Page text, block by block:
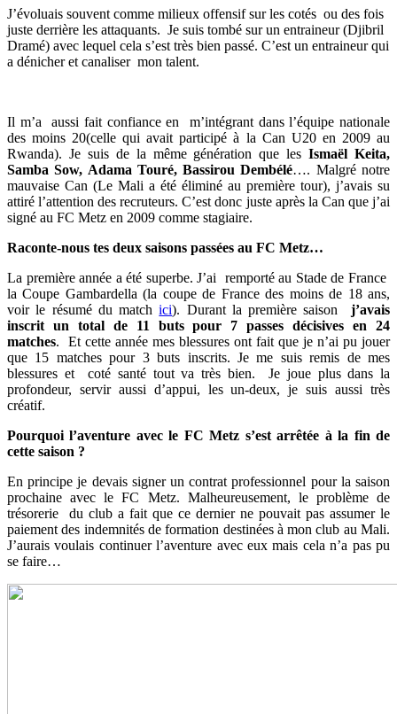
J’évoluais souvent comme milieux offensif sur les cotés ou des fois
juste derrière les attaquants. Je suis tombé sur un entraineur (Djibril
Dramé) avec lequel cela s’est très bien passé. C’est un entraineur qui
a dénicher et canaliser mon talent.
Il m’a aussi fait confiance en m’intégrant dans l’équipe nationale
des moins 20(celle qui avait participé à la Can U20 en 2009 au
Rwanda). Je suis de la même génération que lesIsmaël Keita,
Samba Sow, Adama Touré, Bassirou Dembélé…. Malgré notre
mauvaise Can (Le Mali a été éliminé au première tour), j’avais su
attiré l’attention des recruteurs. C’est donc juste après la Can que j’ai
signé au FC Metz en 2009 comme stagiaire.
Raconte-nous tes deux saisons passées au FC Metz…
La première année a été superbe. J’ai remporté au Stade de France
la Coupe Gambardella (la coupe de France des moins de 18 ans,
voir le résumé du matchici). Durant la première saisonj’avais
inscrit un total de 11 buts pour 7 passes décisives en 24
matches. Et cette année mes blessures ont fait que je n’ai pu jouer
que 15 matches pour 3 buts inscrits. Je me suis remis de mes
blessures et coté santé tout va très bien. Je joue plus dans la
profondeur, servir aussi d’appui, les un-deux, je suis aussi très
créatif.
Pourquoi l’aventure avec le FC Metz s’est arrêtée à la fin de
cette saison ?
En principe je devais signer un contrat professionnel pour la saison
prochaine avec le FC Metz. Malheureusement, le problème de
trésorerie du club a fait que ce dernier ne pouvait pas assumer le
paiement des indemnités de formation destinées à mon club au Mali.
J’aurais voulais continuer l’aventure avec eux mais cela n’a pas pu
se faire…